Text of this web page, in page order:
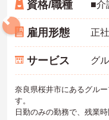
資格/職種
雇用形態 正
サービス グ
奈良県桜井市にあるグル
す。
日勤のみの勤務で、残業